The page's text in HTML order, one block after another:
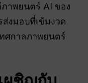
ภาพยนตร์ AI ของ
งมอบที่เข้มงวด
ศกาลภาพยนตร์